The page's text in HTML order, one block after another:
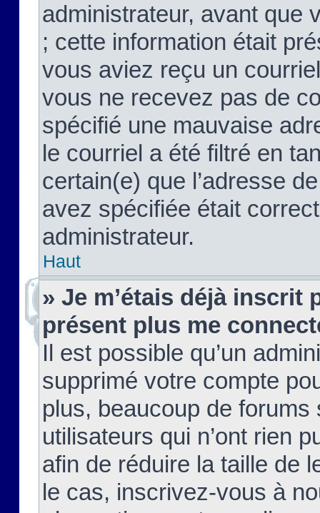
administrateur, avant que
; cette information était
vous aviez reçu un
vous ne recevez pas de
spécifié une mauvaise
le courriel a été filtré en
certain(e) que l’adresse
avez spécifiée était
administrateur.
Haut
» Je m’étais déjà inscrit
présent plus me
Il est possible qu’un
supprimé votre compte
plus, beaucoup de
utilisateurs qui n’ont rien
afin de réduire la taille de
le cas, inscrivez-vous à